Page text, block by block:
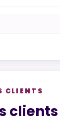
CLIENTS
clients